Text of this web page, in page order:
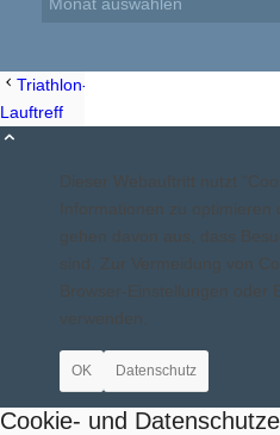
Berichte
Triathlon-Team: Montags-Lauftreff
Lauftreff
Dieser Webauftritt nutzt
Informationen zu optimieren
gehen davon aus, dass
sind. Zur Vermeidung von
Browser-Einstellungen oder
verwenden.
OK Datenschutz
Cookie- und